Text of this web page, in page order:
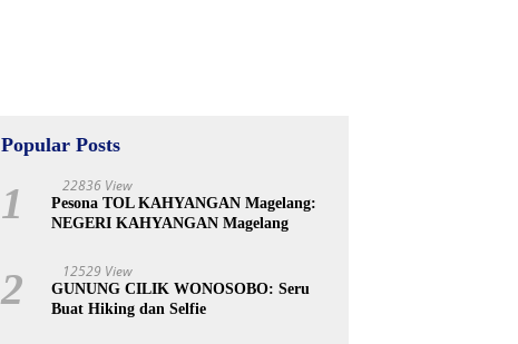
Popular Posts
1 22836 View
Pesona TOL KAHYANGAN Magelang:
NEGERI KAHYANGAN Magelang
2 12529 View
GUNUNG CILIK WONOSOBO: Seru
Buat Hiking dan Selfie